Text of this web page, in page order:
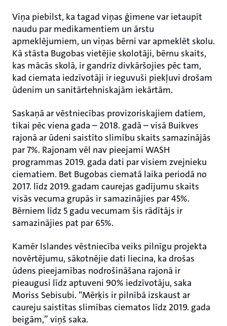
Viņa piebilst, ka tagad viņas ģimene var ietaupīt
naudu par medikamentiem un ārstu
apmeklējumiem, un viņas bērni var apmeklēt skolu.
Kā stāsta Bugobas vietējie skolotāji, bērnu skaits,
kas mācās skolā, ir gandrīz divkāršojies pēc tam,
kad ciemata iedzīvotāji ir ieguvuši piekļuvi drošam
ūdenim un sanitārtehniskajām iekārtām.
Saskaņā ar vēstniecības provizoriskajiem datiem,
tikai pēc viena gada – 2018. gadā – visā Buikves
rajonā ar ūdeni saistīto slimību skaits samazinājās
par 7%. Rajonam vēl nav pieejami WASH
programmas 2019. gada dati par visiem zvejnieku
ciematiem. Bet Bugobas ciematā laika periodā no
2017. līdz 2019. gadam caurejas gadījumu skaits
visās vecuma grupās ir samazinājies par 45%.
Bērniem līdz 5 gadu vecumam šis rādītājs ir
samazinājies pat par 65%.
Kamēr Islandes vēstniecība veiks pilnīgu projekta
novērtējumu, sākotnējie dati liecina, ka drošas
ūdens pieejamības nodrošināšana rajonā ir
pieaugusi līdz aptuveni 90% iedzīvotāju, saka
Moriss Sebisubi. “Mērķis ir pilnībā izskaust ar
caureju saistītas slimības ciematos līdz 2019. gada
beigām,” viņš saka.